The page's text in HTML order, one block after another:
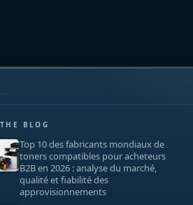
BLOG
Top 10 des fabricants mondiaux de
toners compatibles pour acheteurs
B2B en 2026 : analyse du marché,
qualité et fiabilité des
approvisionnements